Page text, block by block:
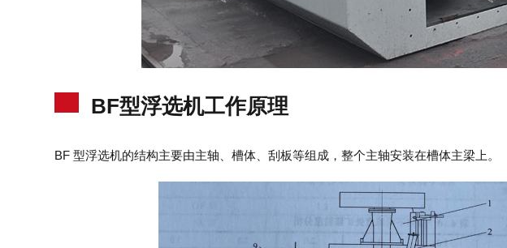
BF型浮选机工作原理
BF 型浮选机的结构主要由主轴、槽体、刮板等组成，整个主轴安装在槽体主梁上。